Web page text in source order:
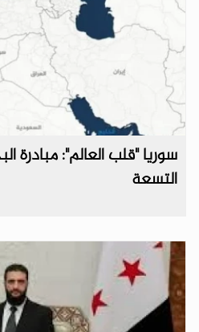
سوريا "قلب العالم": مبادرة
التسعة